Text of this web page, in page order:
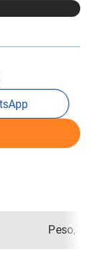
Peso, kg